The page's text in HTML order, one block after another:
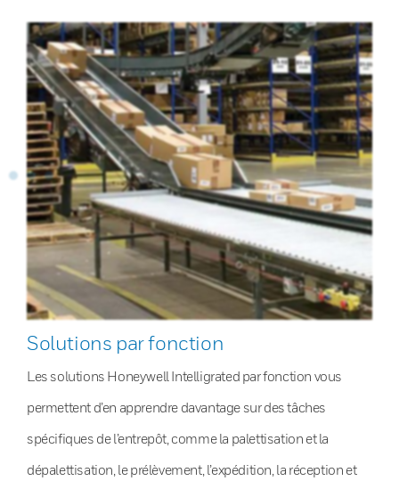
Solutions par fonction
Les solutions Honeywell Intelligrated par fonction vous
permettent d’en apprendre davantage sur des tâches
spécifiques de l’entrepôt, comme la palettisation et la
dépalettisation, le prélèvement, l’expédition, la réception et